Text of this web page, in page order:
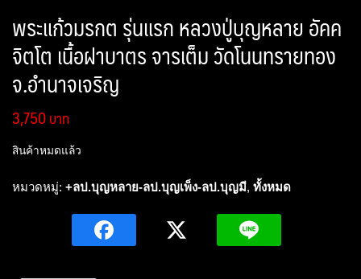
พระแก้วมรกต รุ่นแรก หลวงปู่บุญหลาย อัคค
จิตโต เนื้อฝาบาตร จารเต็ม วัดโนนทรายทอง
จ.อำนาจเจริญ
3,750
สินค้าหมดแล้ว
หมวดหมู่: +ลป.บุญหลาย-ลป.บุญเพ็ง-ลป.บุญมี, ทั้งหมด